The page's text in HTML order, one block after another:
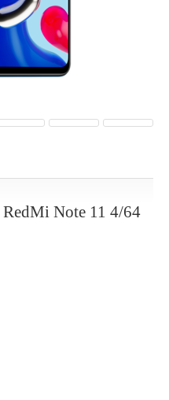
Note 11 4/64